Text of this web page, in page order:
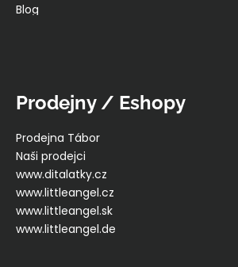
Blog
Prodejny / Eshopy
Prodejna Tábor
Naši prodejci
www.ditalatky.cz
www.littleangel.cz
www.littleangel.sk
www.littleangel.de